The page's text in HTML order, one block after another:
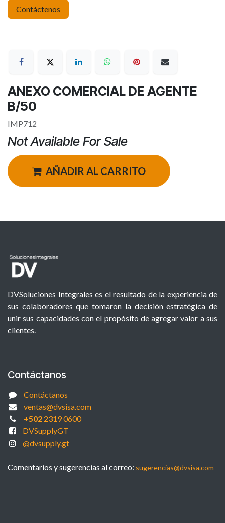
Contáctenos
ANEXO COMERCIAL DE AGENTE
B/50
IMP712
Not Available For Sale
AÑADIR AL CARRITO
DVSoluciones Integrales es el resultado de la experiencia de
sus colaboradores que tomaron la decisión estratégica de
unir sus capacidades con el propósito de agregar valor a sus
clientes.
Contáctanos
Contáctanos
ventas@dvsisa.com
+5022319 0600
DVSupplyGT
@dvsupply.gt
Comentarios y sugerencias al correo: sugerencias@dvsisa.com